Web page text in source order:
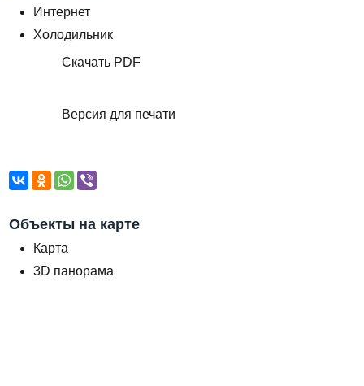
Интернет
Холодильник
Скачать PDF
Версия для печати
Объекты на карте
Карта
3D панорама